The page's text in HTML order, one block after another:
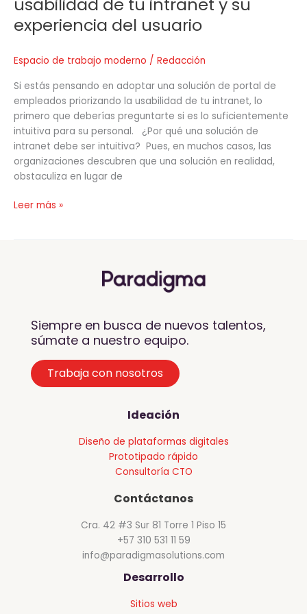
experiencia del usuario
Espacio de trabajo moderno / Redacción
Si estás pensando en adoptar una solución de portal de
empleados priorizando la usabilidad de tu intranet, lo
primero que deberías preguntarte si es lo suficientemente
intuitiva para su personal. ¿Por qué una solución de
intranet debe ser intuitiva? Pues, en muchos casos, las
organizaciones descubren que una solución en realidad,
obstaculiza en lugar de
Leer más »
Siempre en busca de nuevos talentos,
súmate a nuestro equipo.
Trabaja con nosotros
Ideación
Diseño de plataformas digitales
Prototipado rápido
Consultoría CTO
Contáctanos
Cra. 42 #3 Sur 81 Torre 1 Piso 15
+57 310 531 11 59
info@paradigmasolutions.com
Desarrollo
Sitios web